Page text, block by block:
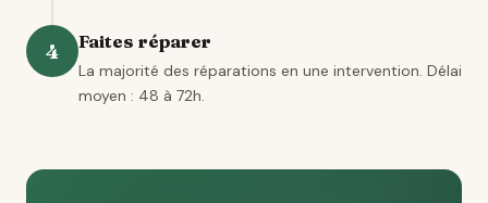
4 Faites réparer
La majorité des réparations en une intervention. Délai
moyen : 48 à 72h.